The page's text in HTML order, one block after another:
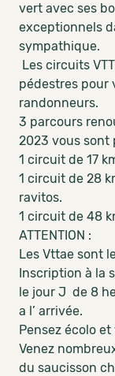
vert avec ses
exceptionnels
sympathique.
Les circuits
pédestres pour
randonneurs.
3 parcours
2023 vous sont
1 circuit de 17
1 circuit de 28
ravitos.
1 circuit de 48
ATTENTION :
Les Vttae sont
Inscription à la
le jour J de 8
a l’ arrivée.
Pensez écolo
Venez
du saucisson